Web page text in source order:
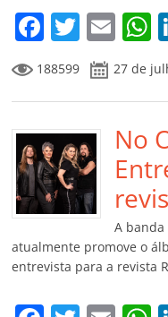
F
a
c
e
b
o
o
k
T
w
itt
er
E
m
ai
l
h
s
188599 27 de
No
A banda
atualmente promove o
entrevista para a revista